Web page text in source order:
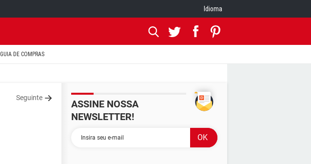
Idioma
GUIA DE COMPRAS
Seguinte
ASSINE NOSSA
NEWSLETTER!